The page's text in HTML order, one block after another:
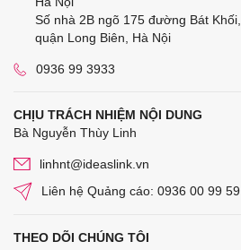
Số nhà 2B ngõ 175 đường Bát
quận Long Biên, Hà Nội
0936 99 3933
CHỊU TRÁCH NHIỆM NỘI DUNG
Bà Nguyễn Thùy Linh
linhnt@ideaslink.vn
Liên hệ Quảng cáo: 0936 00 99 59
THEO DÕI CHÚNG TÔI